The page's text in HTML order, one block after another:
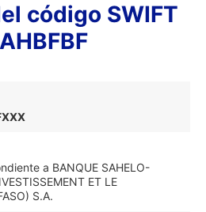
código SWIFT
a BANQUE SAHELO-
ET LE
S.A.